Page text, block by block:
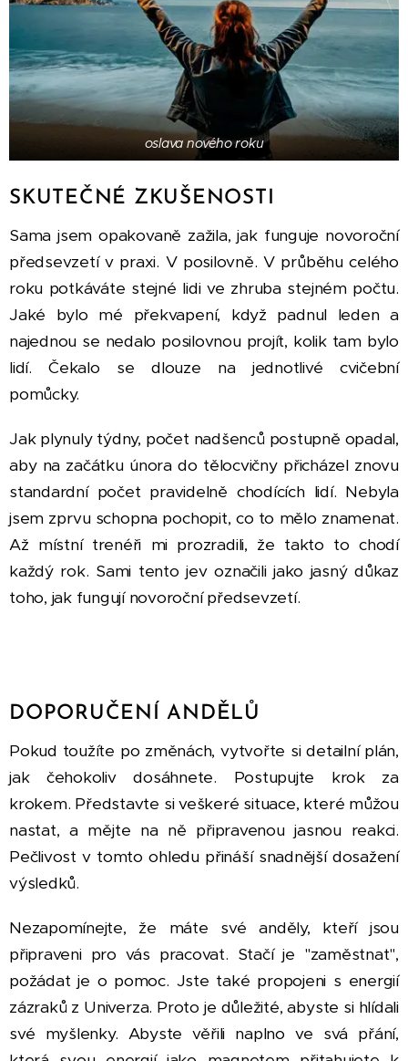
oslava nového roku
SKUTEČNÉ ZKUŠENOSTI
Sama jsem opakovaně zažila, jak funguje novoroční
předsevzetí v praxi. V posilovně. V průběhu celého
roku potkáváte stejné lidi ve zhruba stejném počtu.
Jaké bylo mé překvapení, když padnul leden a
najednou se nedalo posilovnou projít, kolik tam bylo
lidí. Čekalo se dlouze na jednotlivé cvičební
pomůcky.
Jak plynuly týdny, počet nadšenců postupně opadal,
aby na začátku února do tělocvičny přicházel znovu
standardní počet pravidelně chodících lidí. Nebyla
jsem zprvu schopna pochopit, co to mělo znamenat.
Až místní trenéři mi prozradili, že takto to chodí
každý rok. Sami tento jev označili jako jasný důkaz
toho, jak fungují novoroční předsevzetí.
DOPORUČENÍ ANDĚLŮ
Pokud toužíte po změnách, vytvořte si detailní plán,
jak čehokoliv dosáhnete. Postupujte krok za
krokem. Představte si veškeré situace, které můžou
nastat, a mějte na ně připravenou jasnou reakci.
Pečlivost v tomto ohledu přináší snadnější dosažení
výsledků.
Nezapomínejte, že máte své anděly, kteří jsou
připraveni pro vás pracovat. Stačí je "zaměstnat",
požádat je o pomoc. Jste také propojeni s energií
zázraků z Univerza. Proto je důležité, abyste si hlídali
své myšlenky. Abyste věřili naplno ve svá přání,